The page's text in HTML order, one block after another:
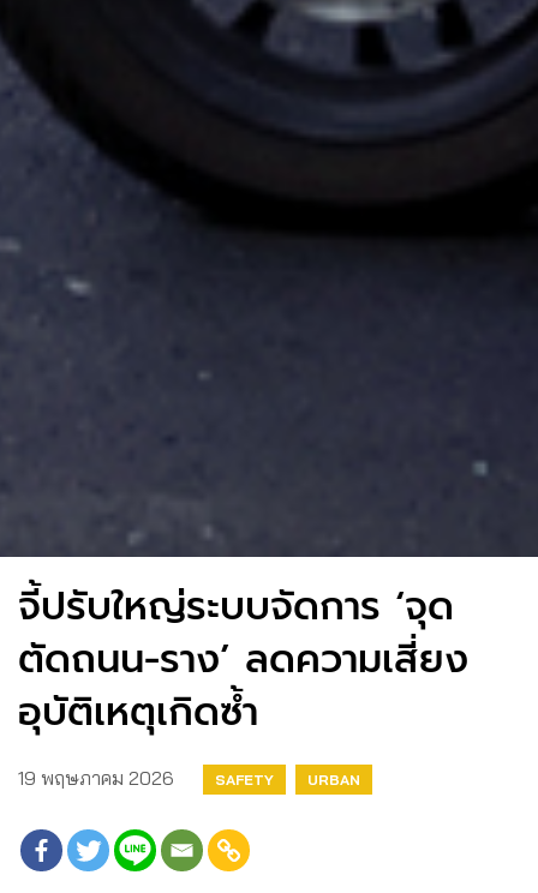
จี้ปรับใหญ่ระบบจัดการ ‘จุด
ตัดถนน-ราง’ ลดความเสี่ยง
อุบัติเหตุเกิดซ้ำ
19 พฤษภาคม 2026 SAFETY URBAN